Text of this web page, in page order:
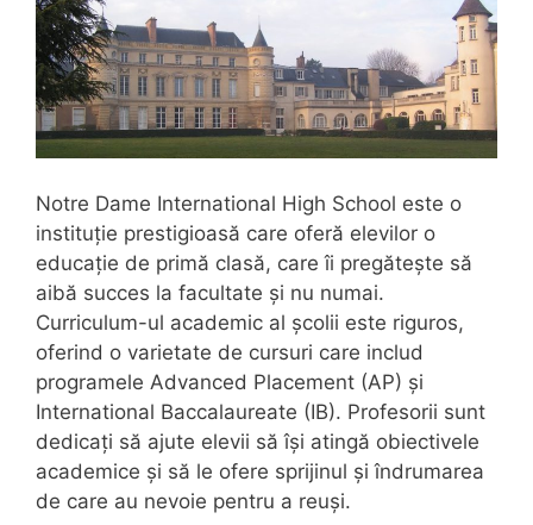
Notre Dame International High School este o
instituție prestigioasă care oferă elevilor o
educație de primă clasă, care îi pregătește să
aibă succes la facultate și nu numai.
Curriculum-ul academic al școlii este riguros,
oferind o varietate de cursuri care includ
programele Advanced Placement (AP) și
International Baccalaureate (IB). Profesorii sunt
dedicați să ajute elevii să își atingă obiectivele
academice și să le ofere sprijinul și îndrumarea
de care au nevoie pentru a reuși.